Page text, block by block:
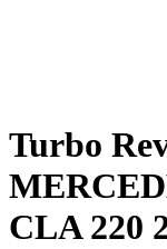
Turbo
CLA 220